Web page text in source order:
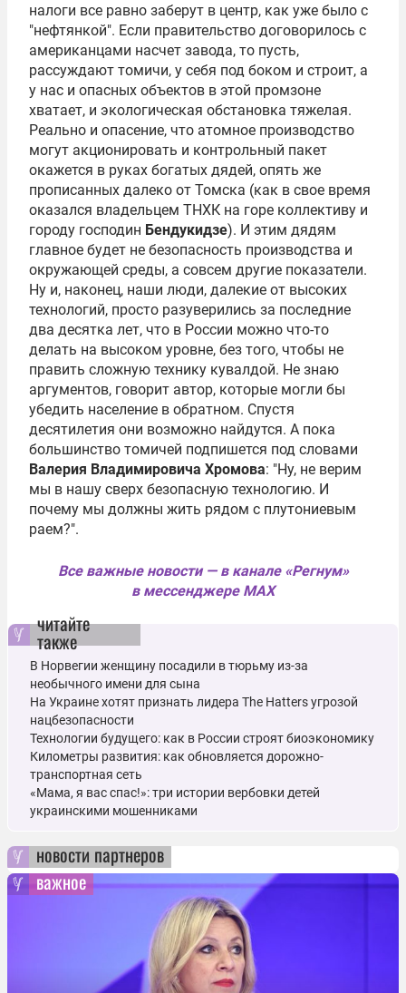
налоги все равно заберут в центр, как уже было с
"нефтянкой". Если правительство договорилось с
американцами насчет завода, то пусть,
рассуждают томичи, у себя под боком и строит, а
у нас и опасных объектов в этой промзоне
хватает, и экологическая обстановка тяжелая.
Реально и опасение, что атомное производство
могут акционировать и контрольный пакет
окажется в руках богатых дядей, опять же
прописанных далеко от Томска (как в свое время
оказался владельцем ТНХК на горе коллективу и
городу господин Бендукидзе). И этим дядям
главное будет не безопасность производства и
окружающей среды, а совсем другие показатели.
Ну и, наконец, наши люди, далекие от высоких
технологий, просто разуверились за последние
два десятка лет, что в России можно что-то
делать на высоком уровне, без того, чтобы не
править сложную технику кувалдой. Не знаю
аргументов, говорит автор, которые могли бы
убедить население в обратном. Спустя
десятилетия они возможно найдутся. А пока
большинство томичей подпишется под словами
Валерия Владимировича Хромова: "Ну, не верим
мы в нашу сверх безопасную технологию. И
почему мы должны жить рядом с плутониевым
раем?".
Все важные новости — в канале «Регнум»
в мессенджере MAX
читайте
также
В Норвегии женщину посадили в тюрьму из-за
необычного имени для сына
На Украине хотят признать лидера The Hatters угрозой
нацбезопасности
Технологии будущего: как в России строят биоэкономику
Километры развития: как обновляется дорожно-
транспортная сеть
«Мама, я вас спас!»: три истории вербовки детей
украинскими мошенниками
новости партнеров
важное